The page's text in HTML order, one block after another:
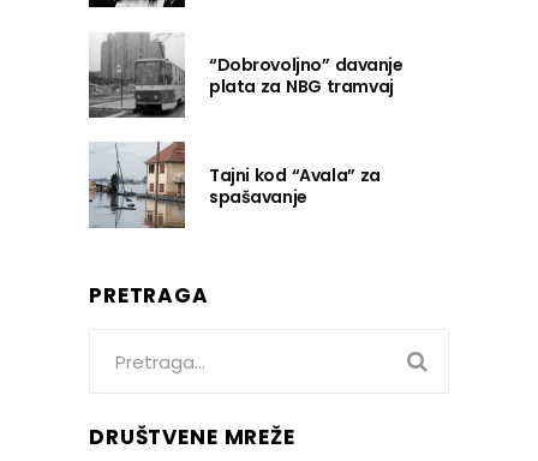
“Dobrovoljno” davanje
plata za NBG tramvaj
Tajni kod “Avala” za
spašavanje
PRETRAGA
DRUŠTVENE MREŽE